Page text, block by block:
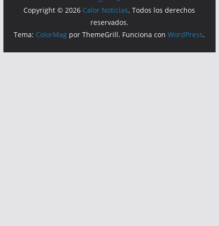
Copyright © 2026 Calor Noticias. Todos los derechos
reservados.
Tema: ColorMag por ThemeGrill. Funciona conWordPress.